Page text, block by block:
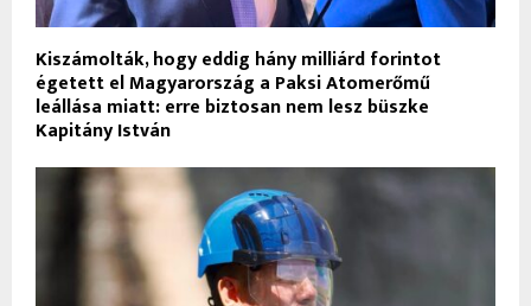
Kiszámolták, hogy eddig hány milliárd forintot
égetett el Magyarország a Paksi Atomerőmű
leállása miatt: erre biztosan nem lesz büszke
Kapitány István